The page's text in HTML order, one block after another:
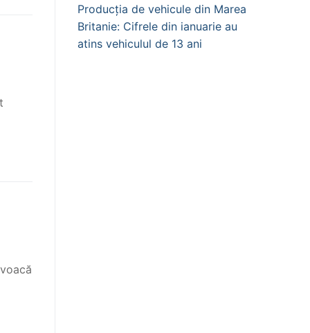
Producția de vehicule din Marea
Britanie: Cifrele din ianuarie au
atins vehiculul de 13 ani